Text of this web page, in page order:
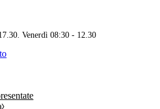
Venerdì 08:30 - 12.30